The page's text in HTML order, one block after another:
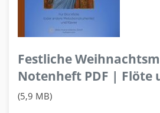
Festliche
Notenheft PDF | Flöte
(5,9 MB)